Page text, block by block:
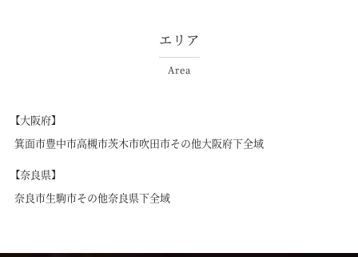
エリア
Area
【大阪府】
箕面市豊中市高槻市茨木市吹田市その他大阪府下全域
【奈良県】
奈良市生駒市その他奈良県下全域